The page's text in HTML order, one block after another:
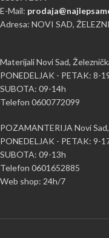
E-Mail:
Adresa: NOVI SAD,
Materijali Novi Sad,
PONEDELJAK - PETAK: 8-
SUBOTA: 09-14h
Telefon 0600772099
POZAMANTERIJA Novi
PONEDELJAK - PETAK: 9-
SUBOTA: 09-13h
Telefon 0601652885
Web shop: 24h/7